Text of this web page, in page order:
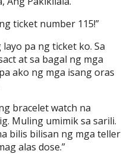
ticket number 115!”
pa ng ticket ko. Sa
at sa bagal ng mga
ako ng mga isang oras
bracelet watch na
Muling umimik sa sarili.
bilis bilisan ng mga teller
alas dose.”